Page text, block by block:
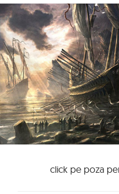
click pe poza